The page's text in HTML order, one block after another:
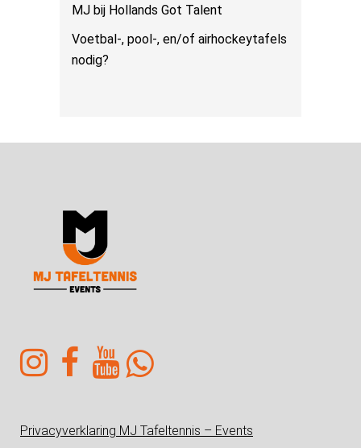
MJ bij Hollands Got Talent
Voetbal-, pool-, en/of airhockeytafels
nodig?
Privacyverklaring MJ Tafeltennis – Events